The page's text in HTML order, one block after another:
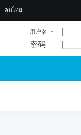
คนไทย
用户名
密码